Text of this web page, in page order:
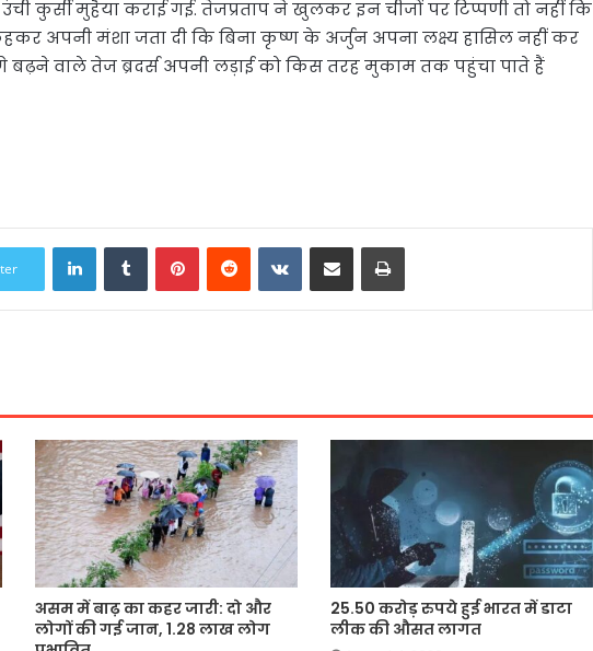
कुर्सी मुहैया कराई गई. तेजप्रताप ने खुलकर इन चीजों पर टिप्पणी तो नहीं कि
अपनी मंशा जता दी कि बिना कृष्ण के अर्जुन अपना लक्ष्य हासिल नहीं कर
वाले तेज ब्रदर्स अपनी लड़ाई को किस तरह मुकाम तक पहुंचा पाते हैं
LinkedInTumblrPinterestReddit VKontakte
Share via Email Print
असम में बाढ़ का कहर जारी: दो और
लोगों की गई जान, 1.28 लाख लोग
25.50 करोड़ रुपये हुई भारत में डाटा
लीक की औसत लागत